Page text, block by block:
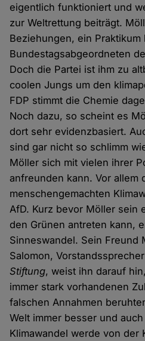
eigentlich funktioniert und
zur Weltrettung beiträgt.
Beziehungen, ein Praktikum
Bundestagsabgeordneten
Doch die Partei ist ihm zu
coolen Jungs um den
FDP stimmt die Chemie
Noch dazu, so scheint es
dort sehr evidenzbasiert.
sind gar nicht so schlimm
Möller sich mit vielen ihrer
anfreunden kann. Vor allem
menschengemachten
AfD. Kurz bevor Möller sein
den Grünen antreten kann,
Sinneswandel. Sein Freund
Salomon,
Stiftung, weist ihn darauf
immer stark vorhandenen
falschen Annahmen
Welt immer besser und
Klimawandel werde von der